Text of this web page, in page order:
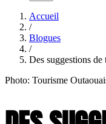
Accueil
/
Blogues
/
Des suggestions
Photo: Tourisme